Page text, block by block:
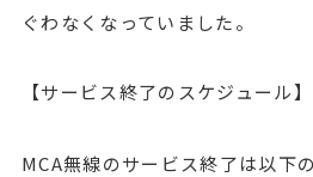
ぐわなくなっていました。
【サービス終了のスケジュール】
MCA無線のサービス終了は以下